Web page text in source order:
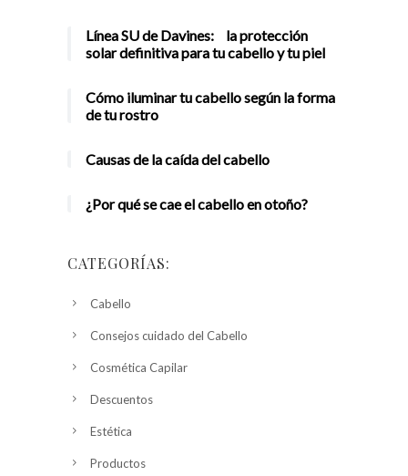
Línea SU de Davines: la protección
solar definitiva para tu cabello y tu piel
Cómo iluminar tu cabello según la forma
de tu rostro
Causas de la caída del cabello
¿Por qué se cae el cabello en otoño?
CATEGORÍAS:
Cabello
Consejos cuidado del Cabello
Cosmética Capilar
Descuentos
Estética
Productos